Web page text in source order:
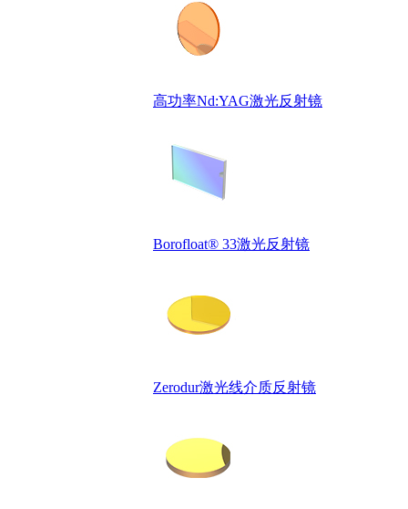
高功率Nd:YAG激光反射镜
Borofloat® 33激光反射镜
Zerodur激光线介质反射镜